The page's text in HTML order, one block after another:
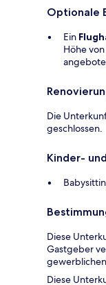
Optionale
Ein
Höhe
Die
geschlossen.
Kinder-
Diese
Gastgeber
Diese